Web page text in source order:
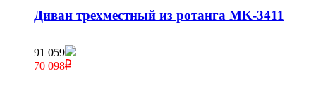
Диван трехместный из ротанга MK-3411
91 059
70 098